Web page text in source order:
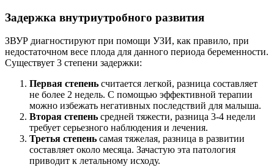
Задержка внутриутробного развития
ЗВУР диагностируют при помощи УЗИ, как правило, при
недостаточном весе плода для данного периода беременности.
Существует 3 степени задержки:
Первая степень считается легкой, разница составляет
не более 2 недель. С помощью эффективной терапии
можно избежать негативных последствий для малыша.
Вторая степень средней тяжести, разница 3-4 недели
требует серьезного наблюдения и лечения.
Третья степень самая тяжелая, разница в развитии
составляет около месяца. Зачастую эта патология
приводит к летальному исходу.